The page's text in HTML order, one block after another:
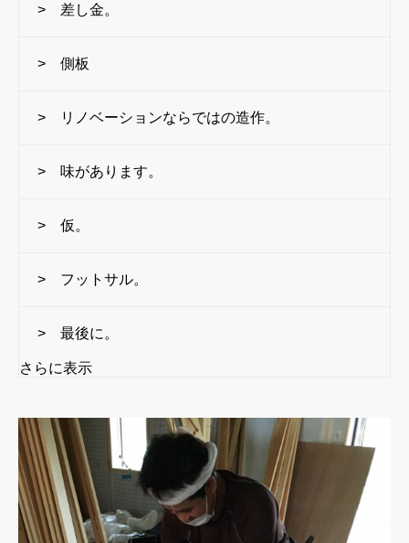
> 差し金。
> 側板
> リノベーションならではの造作。
> 味があります。
> 仮。
> フットサル。
> 最後に。
さらに表示